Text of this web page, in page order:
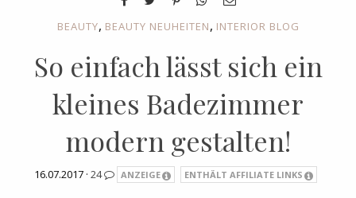
BEAUTY, BEAUTY NEUHEITEN, INTERIOR BLOG
So einfach lässt sich ein
kleines Badezimmer
modern gestalten!
16.07.2017 · 24 ANZEIGE ENTHÄLT AFFILIATE LINKS